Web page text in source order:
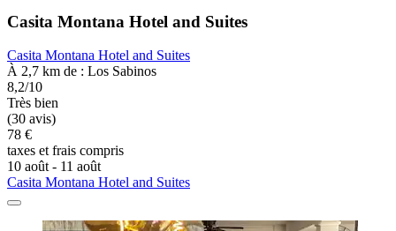
Casita Montana Hotel and Suites
Casita Montana Hotel and Suites
À 2,7 km de : Los Sabinos
8,2/10
Très bien
(30 avis)
78 €
taxes et frais compris
10 août - 11 août
Casita Montana Hotel and Suites